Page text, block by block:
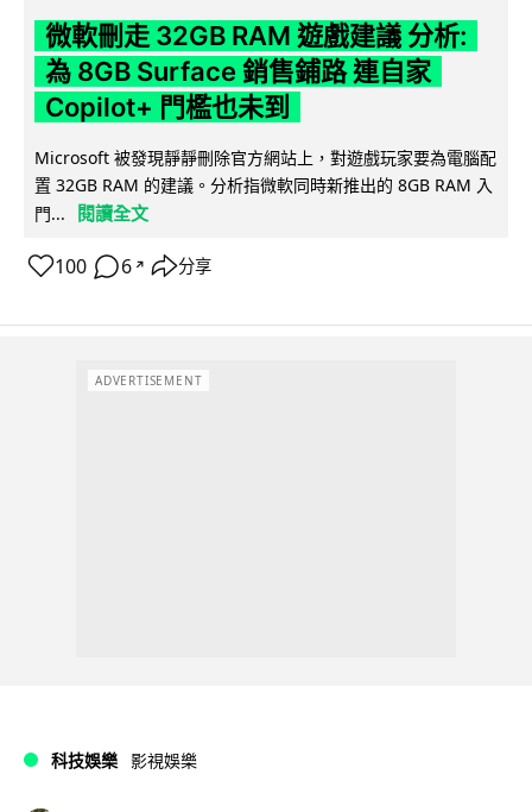
微軟刪走 32GB RAM 遊戲建議 分析:
為 8GB Surface 銷售鋪路 連自家
Copilot+ 門檻也未到
Microsoft 被發現靜靜刪除官方網站上，對遊戲玩家要為電腦配
置 32GB RAM 的建議。分析指微軟同時新推出的 8GB RAM 入
門...
閱讀全文
100 6 ↗ 分享
ADVERTISEMENT
科技娛樂 影視娛樂